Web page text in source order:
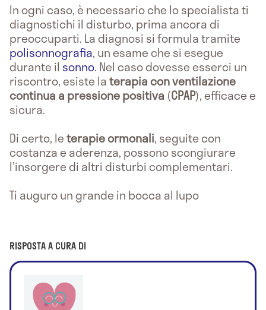
In ogni caso, è necessario che lo specialista ti
diagnostichi il disturbo, prima ancora di
preoccuparti. La diagnosi si formula tramite
polisonnografia, un esame che si esegue
durante il sonno. Nel caso dovesse esserci un
riscontro, esiste laterapia con ventilazione
continua a pressione positiva (CPAP), efficace e
sicura.
Di certo, leterapie ormonali, seguite con
costanza e aderenza, possono scongiurare
l’insorgere di altri disturbi complementari.
Ti auguro un grande in bocca al lupo
RISPOSTA A CURA DI